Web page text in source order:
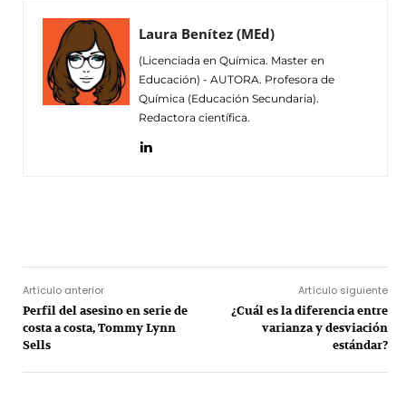
Laura Benítez (MEd)
(Licenciada en Química. Master en
Educación) - AUTORA. Profesora de
Química (Educación Secundaria).
Redactora científica.
Artículo anterior
Perfil del asesino en serie de
costa a costa, Tommy Lynn
Sells
Artículo siguiente
¿Cuál es la diferencia entre
varianza y desviación
estándar?